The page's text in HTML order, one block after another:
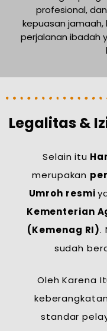
profesional,
kepuasan jamaah,
perjalanan ibadah
Legalitas &
Selain itu
merupakan
Umroh resmi
Kementerian
(Kemenag RI).
sudah
Oleh Karena
standar